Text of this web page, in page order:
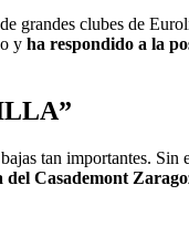
grandes clubes de
y ha respondido a la
tan importantes.
Casademont